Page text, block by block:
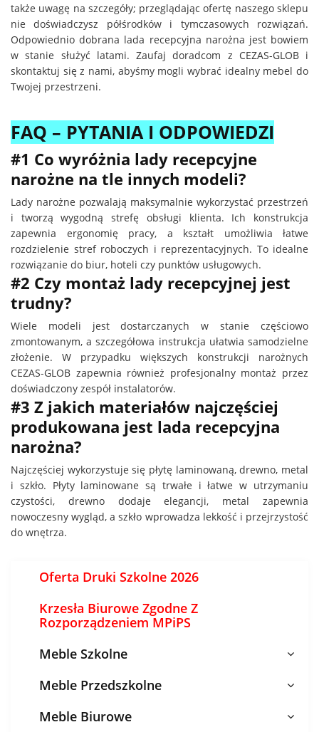
także uwagę na szczegóły; przeglądając ofertę naszego sklepu
nie doświadczysz półśrodków i tymczasowych rozwiązań.
Odpowiednio dobrana lada recepcyjna narożna jest bowiem
w stanie służyć latami. Zaufaj doradcom z CEZAS-GLOB i
skontaktuj się z nami, abyśmy mogli wybrać idealny mebel do
Twojej przestrzeni.
FAQ – PYTANIA I ODPOWIEDZI
#1 Co wyróżnia lady recepcyjne
narożne na tle innych modeli?
Lady narożne pozwalają maksymalnie wykorzystać przestrzeń
i tworzą wygodną strefę obsługi klienta. Ich konstrukcja
zapewnia ergonomię pracy, a kształt umożliwia łatwe
rozdzielenie stref roboczych i reprezentacyjnych. To idealne
rozwiązanie do biur, hoteli czy punktów usługowych.
#2 Czy montaż lady recepcyjnej jest
trudny?
Wiele modeli jest dostarczanych w stanie częściowo
zmontowanym, a szczegółowa instrukcja ułatwia samodzielne
złożenie. W przypadku większych konstrukcji narożnych
CEZAS-GLOB zapewnia również profesjonalny montaż przez
doświadczony zespół instalatorów.
#3 Z jakich materiałów najczęściej
produkowana jest lada recepcyjna
narożna?
Najczęściej wykorzystuje się płytę laminowaną, drewno, metal
i szkło. Płyty laminowane są trwałe i łatwe w utrzymaniu
czystości, drewno dodaje elegancji, metal zapewnia
nowoczesny wygląd, a szkło wprowadza lekkość i przejrzystość
do wnętrza.
Oferta Druki Szkolne 2026
Krzesła Biurowe Zgodne Z
Rozporządzeniem MPiPS
Meble Szkolne
Meble Przedszkolne
Meble Biurowe